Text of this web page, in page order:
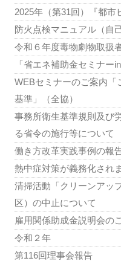
2025年（第31回）『都
防火点検マニュアル（自
令和６年度毒物劇物取扱
「省エネ補助金セミナー
WEBセミナーのご案内「
基準」（全協）
事務所衛生基準規則及び
る省令の施行等について
働き方改革実践事例の報
熱中症対策が義務化され
清掃活動「クリーンアッ
区）の中止について
雇用関係助成金説明会の
令和２年
第116回理事会報告